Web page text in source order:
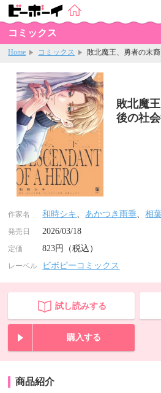
コミックス
Home コミックス 敗北魔王、勇者の末
敗北魔
後の社
作家名 和時シキ 、 あかつき雨垂、相
発売日 2026/03/18
定価 823円（税込）
レーベル ビボピーコミックス
試し読みする
購入する
商品紹介